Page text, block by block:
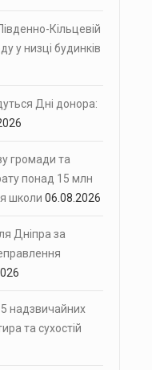
Кільцевій
у низці будинків
Дні донора:
громади та
понад 15 млн
школи 06.08.2026
Дніпра за
надзвичайних
та сухостій